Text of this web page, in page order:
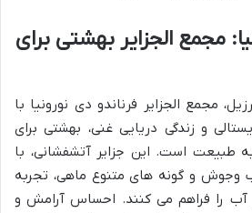
مجمع الجزایر بهشتی برای
مجمع الجزایر فرناندو دی نورونیا با
و زندگی دریایی غنی، بهشتی برای
طبیعت است. این جزایر آتشفشانی، با
وجوش و گونه های متنوع ماهی، تجربه
آب را فراهم می کنند. احساس آرامش و